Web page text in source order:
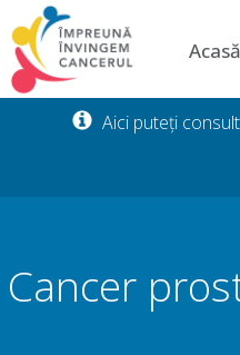
Acasă
Aici puteți
Cancer